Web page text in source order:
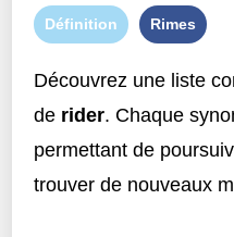
Définition Rimes
Découvrez une liste
de rider. Chaque
permettant de
trouver de nouveaux